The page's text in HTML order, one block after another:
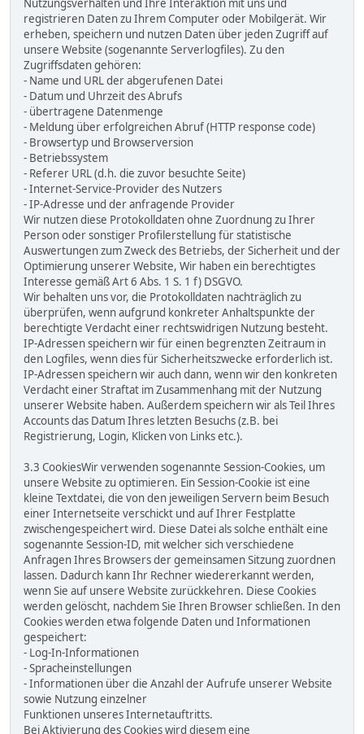
Nutzungsverhalten und Ihre Interaktion mit uns und
registrieren Daten zu Ihrem Computer oder Mobilgerät. Wir
erheben, speichern und nutzen Daten über jeden Zugriff auf
unsere Website (sogenannte Serverlogfiles). Zu den
Zugriffsdaten gehören:
- Name und URL der abgerufenen Datei
- Datum und Uhrzeit des Abrufs
- übertragene Datenmenge
- Meldung über erfolgreichen Abruf (HTTP response code)
- Browsertyp und Browserversion
- Betriebssystem
- Referer URL (d.h. die zuvor besuchte Seite)
- Internet-Service-Provider des Nutzers
- IP-Adresse und der anfragende Provider
Wir nutzen diese Protokolldaten ohne Zuordnung zu Ihrer
Person oder sonstiger Profilerstellung für statistische
Auswertungen zum Zweck des Betriebs, der Sicherheit und der
Optimierung unserer Website, Wir haben ein berechtigtes
Interesse gemäß Art 6 Abs. 1 S. 1 f) DSGVO.
Wir behalten uns vor, die Protokolldaten nachträglich zu
überprüfen, wenn aufgrund konkreter Anhaltspunkte der
berechtigte Verdacht einer rechtswidrigen Nutzung besteht.
IP-Adressen speichern wir für einen begrenzten Zeitraum in
den Logfiles, wenn dies für Sicherheitszwecke erforderlich ist.
IP-Adressen speichern wir auch dann, wenn wir den konkreten
Verdacht einer Straftat im Zusammenhang mit der Nutzung
unserer Website haben. Außerdem speichern wir als Teil Ihres
Accounts das Datum Ihres letzten Besuchs (z.B. bei
Registrierung, Login, Klicken von Links etc.).
3.3 CookiesWir verwenden sogenannte Session-Cookies, um
unsere Website zu optimieren. Ein Session-Cookie ist eine
kleine Textdatei, die von den jeweiligen Servern beim Besuch
einer Internetseite verschickt und auf Ihrer Festplatte
zwischengespeichert wird. Diese Datei als solche enthält eine
sogenannte Session-ID, mit welcher sich verschiedene
Anfragen Ihres Browsers der gemeinsamen Sitzung zuordnen
lassen. Dadurch kann Ihr Rechner wiedererkannt werden,
wenn Sie auf unsere Website zurückkehren. Diese Cookies
werden gelöscht, nachdem Sie Ihren Browser schließen. In den
Cookies werden etwa folgende Daten und Informationen
gespeichert:
- Log-In-Informationen
- Spracheinstellungen
- Informationen über die Anzahl der Aufrufe unserer Website
sowie Nutzung einzelner
Funktionen unseres Internetauftritts.
Bei Aktivierung des Cookies wird diesem eine